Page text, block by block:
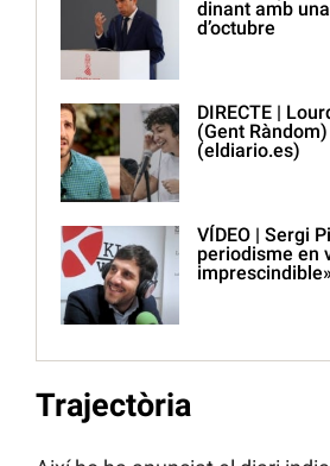
dinant amb
d’octubre
DIRECTE |
(Gent
(eldiario.es)
VÍDEO | Sergi
periodisme en
imprescindible»
Trajectòria